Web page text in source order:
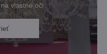
vlastné oči